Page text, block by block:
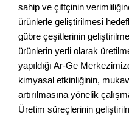
sahip ve çiftçinin
ürünlerle geliştirilmesi
gübre çeşitlerinin
ürünlerin yerli olarak
yapıldığı Ar-Ge
kimyasal etkinliğinin,
artırılmasına yönelik
Üretim süreçlerinin